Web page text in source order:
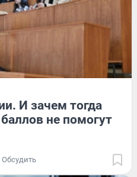
И зачем тогда
не помогут
Обсудить